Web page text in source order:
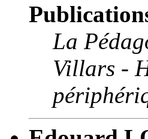
La
Villars -